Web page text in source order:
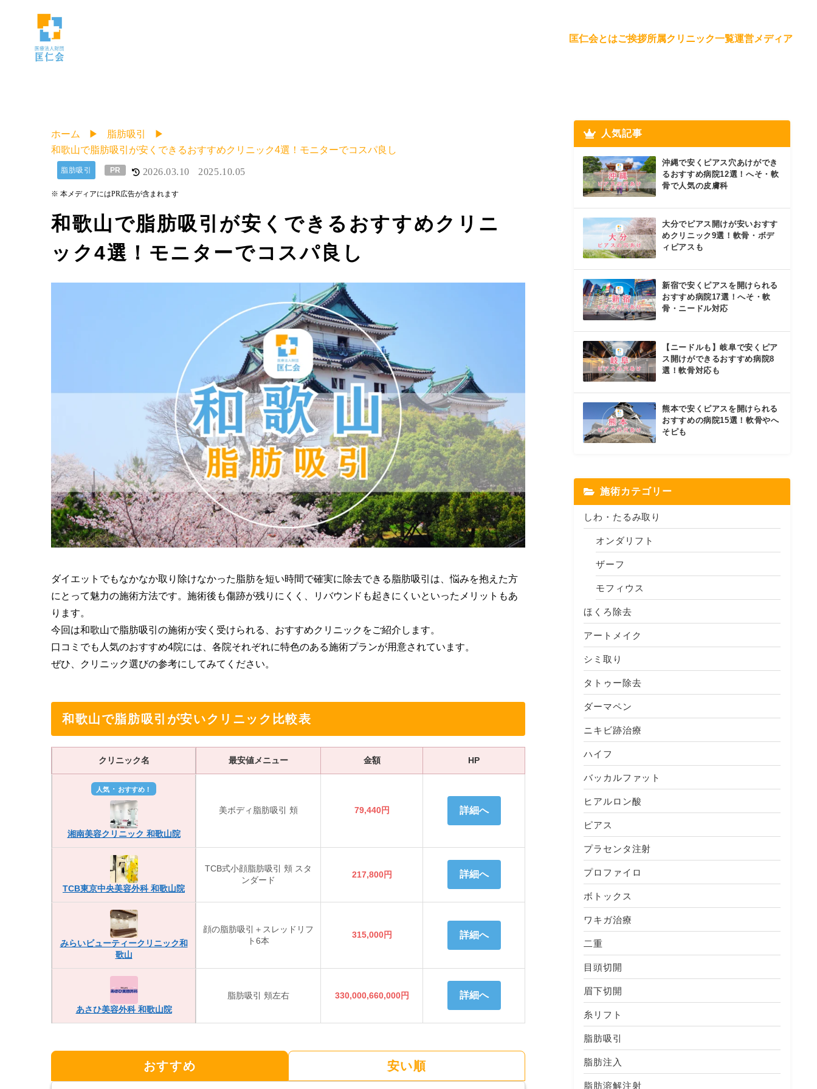
匡仁会とはご挨拶所属クリニック一覧運営メディア
ホーム
脂肪吸引
和歌山で脂肪吸引が安くできるおすすめクリニック4選！モニターでコスパ良し
和歌山で脂肪吸引が安くできるおすすめクリニ
ック4選！モニターでコスパ良し
2026.03.10 2025.10.05
脂肪吸引 PR
※ 本メディアにはPR広告が含まれます
ダイエットでもなかなか取り除けなかった脂肪を短い時間で確実に除去できる脂肪吸引は、悩みを抱えた方
にとって魅力の施術方法です。施術後も傷跡が残りにくく、リバウンドも起きにくいといったメリットもあ
ります。
今回は和歌山で脂肪吸引の施術が安く受けられる、おすすめクリニックをご紹介します。
口コミでも人気のおすすめ4院には、各院それぞれに特色のある施術プランが用意されています。
ぜひ、クリニック選びの参考にしてみてください。
和歌山で脂肪吸引が安いクリニック比較表
クリニック名 最安値メニュー 金額 HP
人気 ・ おすすめ！
湘南美容クリニック 和歌山院
美ボディ脂肪吸引 頬 79,440円 詳細へ
TCB東京中央美容外科 和歌山院
TCB式小顔脂肪吸引 頬 スタ
ンダード
217,800円 詳細へ
みらいビューティークリニック和
歌山
顔の脂肪吸引＋スレッドリフ
ト6本
315,000円 詳細へ
あさひ美容外科 和歌山院
脂肪吸引 頬左右 330,000,660,000円 詳細へ
おすすめ 安い順
人気記事
沖縄で安くピアス穴あけができ
るおすすめ病院12選！へそ・軟
骨で人気の皮膚科
大分でピアス開けが安いおすす
めクリニック9選！軟骨・ボデ
ィピアスも
新宿で安くピアスを開けられる
おすすめ病院17選！へそ・軟
骨・ニードル対応
【ニードルも】岐阜で安くピア
ス開けができるおすすめ病院8
選！軟骨対応も
熊本で安くピアスを開けられる
おすすめの病院15選！軟骨やへ
そピも
施術カテゴリー
しわ・たるみ取り
オンダリフト
ザーフ
モフィウス
ほくろ除去
アートメイク
シミ取り
タトゥー除去
ダーマペン
ニキビ跡治療
ハイフ
バッカルファット
ヒアルロン酸
ピアス
プラセンタ注射
プロファイロ
ボトックス
ワキガ治療
二重
目頭切開
眉下切開
糸リフト
脂肪吸引
脂肪注入
脂肪溶解注射